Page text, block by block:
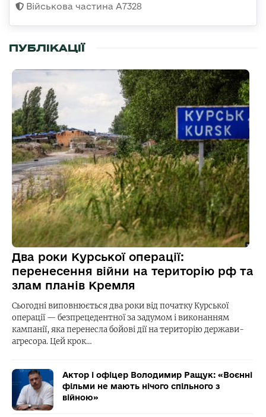
Військова частина А7328
ПУБЛІКАЦІЇ
Два роки Курської операції:
перенесення війни на територію рф та
злам планів Кремля
Сьогодні виповнюється два роки від початку Курської
операції — безпрецедентної за задумом і виконанням
кампанії, яка перенесла бойові дії на територію держави-
агресора. Цей крок…
Актор і офіцер Володимир Ращук: «Воєнні
фільми не мають нічого спільного з
війною»